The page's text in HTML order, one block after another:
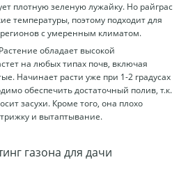
плотную зеленую лужайку. Но райграс
температуры, поэтому подходит для
с умеренным климатом.
обладает высокой
на любых типах почв, включая
Начинает расти уже при 1-2 градусах
обеспечить достаточный полив, т.к.
засухи. Кроме того, она плохо
и вытаптывание.